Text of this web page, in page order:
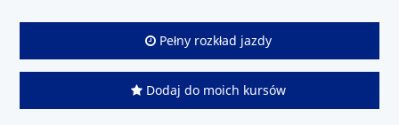
Pełny rozkład jazdy
Dodaj do moich kursów